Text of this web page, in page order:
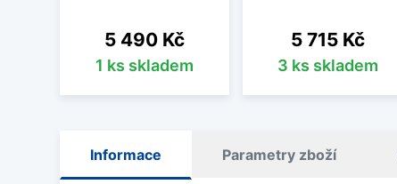
Cena
5 490 Kč
1 ks skladem
Cena
5 715 Kč
3 ks skladem
Informace Parametry zboží